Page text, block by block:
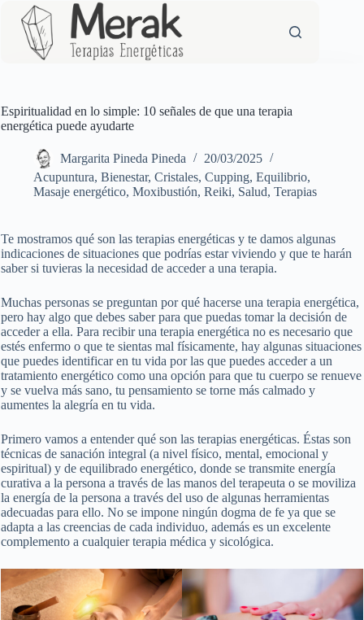
contenido
Espiritualidad en lo simple: 10 señales de que una terapia
energética puede ayudarte
Margarita Pineda Pineda
20/03/2025
Acupuntura, Bienestar, Cristales, Cupping, Equilibrio,
Masaje energético, Moxibustión, Reiki, Salud, Terapias
Te mostramos qué son las terapias energéticas y te damos algunas
indicaciones de situaciones que podrías estar viviendo y que te harán
saber si tuvieras la necesidad de acceder a una terapia.
Muchas personas se preguntan por qué hacerse una terapia energética,
pero hay algo que debes saber para que puedas tomar la decisión de
acceder a ella. Para recibir una terapia energética no es necesario que
estés enfermo o que te sientas mal físicamente, hay algunas situaciones
que puedes identificar en tu vida por las que puedes acceder a un
tratamiento energético como una opción para que tu cuerpo se renueve
y se vuelva más sano, tu pensamiento se torne más calmado y
aumentes la alegría en tu vida.
Primero vamos a entender qué son las terapias energéticas. Éstas son
técnicas de sanación integral (a nivel físico, mental, emocional y
espiritual) y de equilibrado energético, donde se transmite energía
curativa a la persona a través de las manos del terapeuta o se moviliza
la energía de la persona a través del uso de algunas herramientas
adecuadas para ello. No se impone ningún dogma de fe ya que se
adapta a las creencias de cada individuo, además es un excelente
complemento a cualquier terapia médica y sicológica.